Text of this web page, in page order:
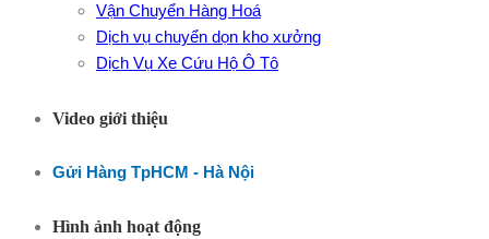
Vận Chuyển Hàng Hoá
Dịch vụ chuyển dọn kho xưởng
Dịch Vụ Xe Cứu Hộ Ô Tô
Video giới thiệu
Gửi Hàng TpHCM - Hà Nội
Hình ảnh hoạt động